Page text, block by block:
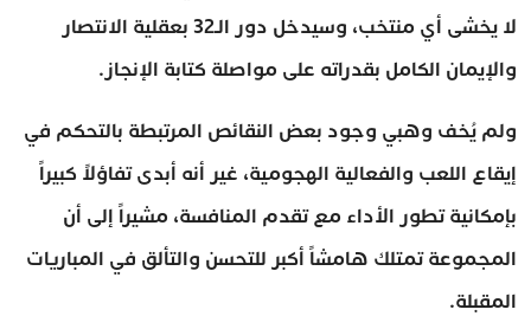
لا يخشى أي منتخب، وسيدخل دور الـ32 بعقلية الانتصار
والإيمان الكامل بقدراته على مواصلة كتابة الإنجاز.
ولم يُخف وهبي وجود بعض النقائص المرتبطة بالتحكم في
إيقاع اللعب والفعالية الهجومية، غير أنه أبدى تفاؤلاً كبيراً
بإمكانية تطور الأداء مع تقدم المنافسة، مشيراً إلى أن
المجموعة تمتلك هامشاً أكبر للتحسن والتألق في المباريات
المقبلة.